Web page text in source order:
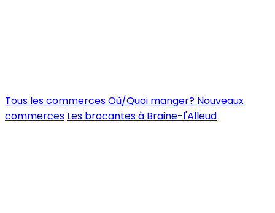
Tous les commercesOù/Quoi manger? Nouveaux
commerces Les brocantes à Braine-l'Alleud